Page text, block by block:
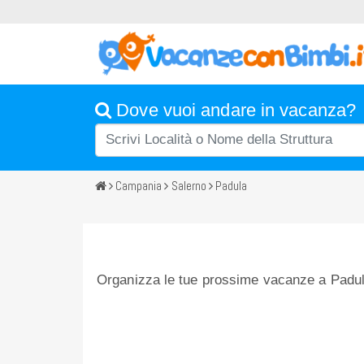
Dove vuoi andare in vacanza?
Campania Salerno Padula
Organizza le tue prossime vacanze a